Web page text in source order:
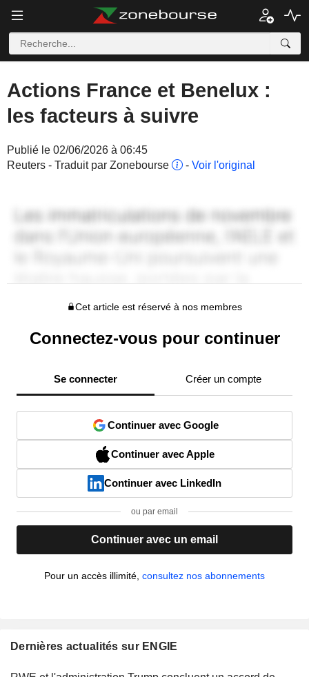
Actions France et Benelux :
les facteurs à suivre
Publié le 02/06/2026 à 06:45
Reuters - Traduit par Zonebourse
- Voir l'original
Cet article est réservé à nos membres
Connectez-vous pour continuer
Se connecter Créer un compte
Continuer avec Google
Continuer avec Apple
Continuer avec LinkedIn
ou par email
Continuer avec un email
Pour un accès illimité, consultez nos abonnements
Dernières actualités sur ENGIE